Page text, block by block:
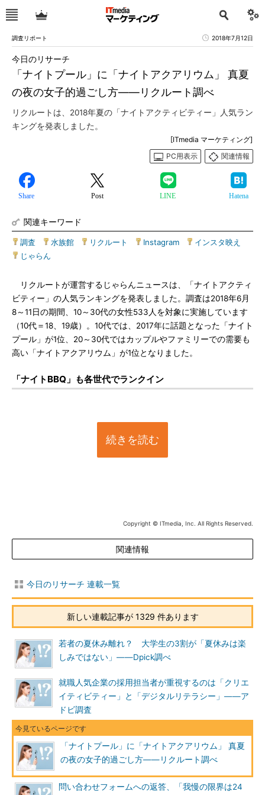
調査リポート 2018年7月12日
「ナイトプール」に「ナイトアクアリウム」 真夏
の夜の女子的過ごし方――リクルート調べ
今日のリサーチ
リクルートは、2018年夏の「ナイトアクティビティー」人気ラン
キングを発表しました。
[ITmedia マーケティング]
PC用表示
関連情報
Share Post LINE Hatena
関連キーワード
調査 水族館 リクルート Instagram インスタ映え
じゃらん
リクルートが運営するじゃらんニュースは、「ナイトアクティ
ビティー」の人気ランキングを発表しました。調査は2018年6月
8～11日の期間、10～30代の女性533人を対象に実施しています
（10代＝18、19歳）。10代では、2017年に話題となった「ナイト
プール」が1位、20～30代ではカップルやファミリーでの需要も
高い「ナイトアクアリウム」が1位となりました。
「ナイトBBQ」も各世代でランクイン
続きを読む
Copyright © ITmedia, Inc. All Rights Reserved.
関連情報
今日のリサーチ 連載一覧
新しい連載記事が 1329 件あります
若者の夏休み離れ？ 大学生の3割が「夏休みは楽
しみではない」――Dpick調べ
就職人気企業の採用担当者が重視するのは「クリエ
イティビティー」と「デジタルリテラシー」――ア
ドビ調査
「ナイトプール」に「ナイトアクアリウム」 真夏
の夜の女子的過ごし方――リクルート調べ
問い合わせフォームへの返答、「我慢の限界は24